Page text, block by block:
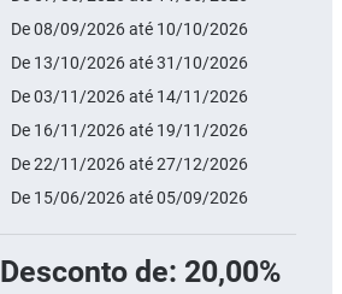
De 08/09/2026 até 10/10/2026
De 13/10/2026 até 31/10/2026
De 03/11/2026 até 14/11/2026
De 16/11/2026 até 19/11/2026
De 22/11/2026 até 27/12/2026
De 15/06/2026 até 05/09/2026
Desconto de: 20,00%